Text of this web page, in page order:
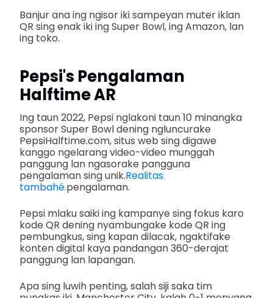
Banjur ana ing ngisor iki sampeyan muter iklan
QR sing enak iki ing Super Bowl, ing Amazon, lan
ing toko.
Pepsi's Pengalaman
Halftime AR
Ing taun 2022, Pepsi nglakoni taun 10 minangka
sponsor Super Bowl dening ngluncurake
PepsiHalftime.com, situs web sing digawe
kanggo ngelarang video-video munggah
panggung lan ngasorake pangguna
pengalaman sing unik.Realitas
tambahé.pengalaman.
Pepsi mlaku saiki ing kampanye sing fokus karo
kode QR dening nyambungake kode QR ing
pembungkus, sing kapan dilacak, ngaktifake
konten digital kaya pandangan 360-derajat
panggung lan lapangan.
Apa sing luwih penting, salah siji saka tim